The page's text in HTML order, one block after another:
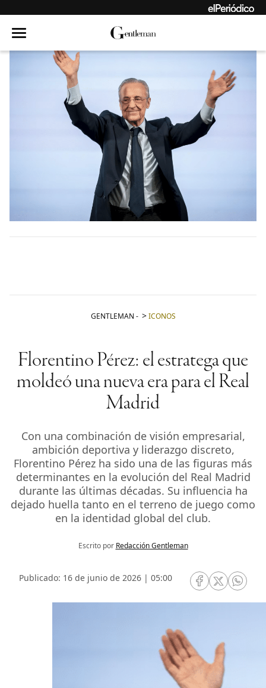
GENTLEMAN - ICONOS
Florentino Pérez: el estratega que
moldeó una nueva era para el Real
Madrid
Con una combinación de visión empresarial,
ambición deportiva y liderazgo discreto,
Florentino Pérez ha sido una de las figuras más
determinantes en la evolución del Real Madrid
durante las últimas décadas. Su influencia ha
dejado huella tanto en el terreno de juego como
en la identidad global del club.
Escrito por Redacción Gentleman
Publicado: 16 de junio de 2026 | 05:00
RRSS Facebook
RRSSRRSS